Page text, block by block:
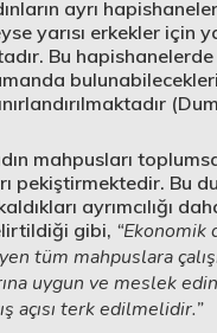
ayrı
yarısı erkekler için
Bu
mahpusları
pekiştirmektedir. Bu
ayrımcılığı
gibi, “Ekonomik
tüm mahpuslara
uygun ve meslek
açısı terk edilmelidir.”